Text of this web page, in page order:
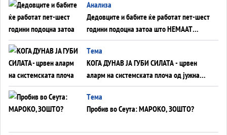
Анализа
Дедовците и бабите ќе работат пет-шест
години подоцна затоа што НЕМААТ
ВНУЦИ ДА ГИ ЗАМЕНАТ
Tема
КОГА ДУНАВ ЈА ГУБИ СИЛАТА - црвен
аларм на системската плоча од јужна
Германија до Црното Море...
Tема
Пробив во Сеута: МАРОКО, ЗОШТО?